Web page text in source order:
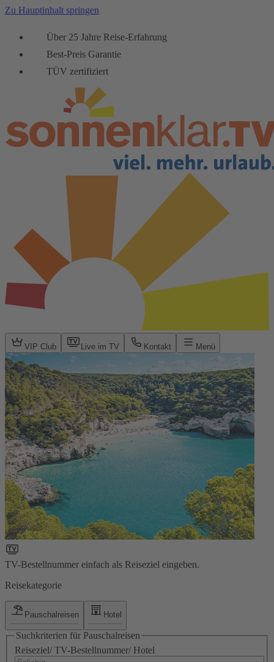
Zu Hauptinhalt springen
Über 25 Jahre Reise-Erfahrung
Best-Preis Garantie
TÜV zertifiziert
VIP Club Live im TV Kontakt Menü
TV-Bestellnummer einfach als Reiseziel eingeben.
Reisekategorie
Pauschalreisen Hotel
Suchkriterien für Pauschalreisen
Reiseziel/ TV-Bestellnummer/ Hotel